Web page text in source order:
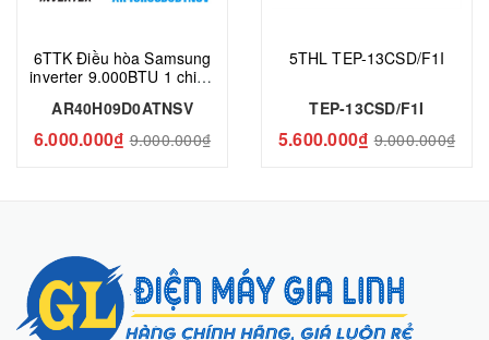
6TTK Điều hòa Samsung
inverter 9.000BTU 1 chiều
AR40H09D0ATNSV
6.000.000₫ 9.000.000₫
5THL TEP-13CSD/F1I
TEP-13CSD/F1I
5.600.000₫ 9.000.000₫